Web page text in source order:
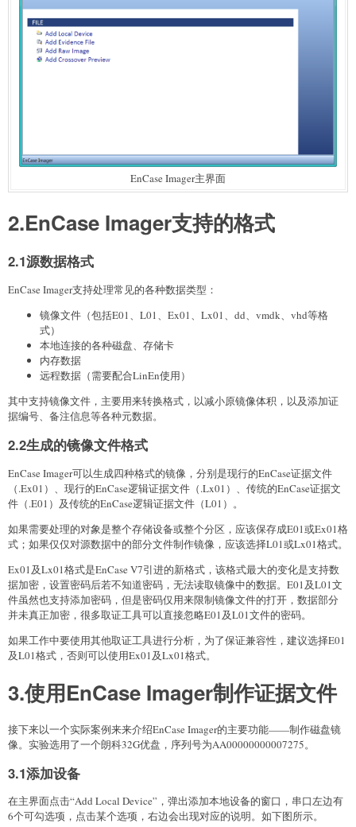
EnCase Imager主界面
2.EnCase Imager支持的格式
2.1源数据格式
EnCase Imager支持处理常见的各种数据类型：
镜像文件（包括E01、L01、Ex01、Lx01、dd、vmdk、vhd等格
式）
本地连接的各种磁盘、存储卡
内存数据
远程数据（需要配合LinEn使用）
其中支持镜像文件，主要用来转换格式，以减小原镜像体积，以及添加证
据编号、备注信息等各种元数据。
2.2生成的镜像文件格式
EnCase Imager可以生成四种格式的镜像，分别是现行的EnCase证据文件
（.Ex01）、现行的EnCase逻辑证据文件（.Lx01）、传统的EnCase证据文
件（.E01）及传统的EnCase逻辑证据文件（L01）。
如果需要处理的对象是整个存储设备或整个分区，应该保存成E01或Ex01格
式；如果仅仅对源数据中的部分文件制作镜像，应该选择L01或Lx01格式。
Ex01及Lx01格式是EnCase V7引进的新格式，该格式最大的变化是支持数
据加密，设置密码后若不知道密码，无法读取镜像中的数据。E01及L01文
件虽然也支持添加密码，但是密码仅用来限制镜像文件的打开，数据部分
并未真正加密，很多取证工具可以直接忽略E01及L01文件的密码。
如果工作中要使用其他取证工具进行分析，为了保证兼容性，建议选择E01
及L01格式，否则可以使用Ex01及Lx01格式。
3.使用EnCase Imager制作证据文件
接下来以一个实际案例来来介绍EnCase Imager的主要功能——制作磁盘镜
像。实验选用了一个朗科32G优盘，序列号为AA00000000007275。
3.1添加设备
在主界面点击“Add Local Device”，弹出添加本地设备的窗口，串口左边有
6个可勾选项，点击某个选项，右边会出现对应的说明。如下图所示。